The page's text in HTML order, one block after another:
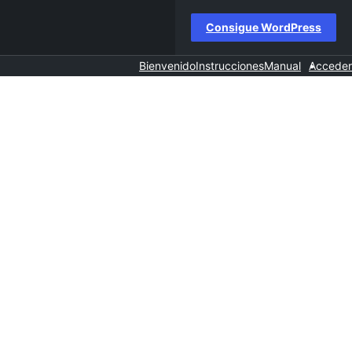
Consigue WordPress
BienvenidoInstruccionesManual Acceder